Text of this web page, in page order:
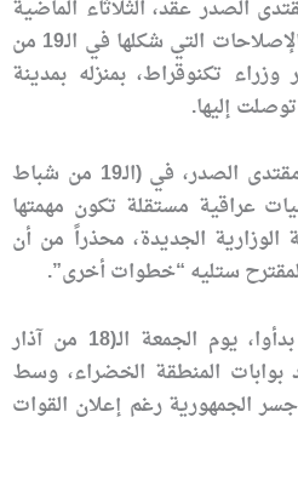
الصدر عقد، الثلاثاء الماضية
اجتماعاً مع اللجنة الخاصة بالإصلاحات التي شكلها في الـ19 من
تكنوقراط، بمنزله بمدينة
إليها.
وقدم زعيم التيار الصدري، مقتدى الصدر، في (الـ19 من شباط
عراقية مستقلة تكون مهمتها
الوزارية الجديدة، محذراً من أن
ستليه “خطوات أخرى”.
وكان أنصار التيار الصدري بدأوا، يوم الجمعة الـ(18 من آذار
بوابات المنطقة الخضراء، وسط
الجمهورية رغم إعلان القوات